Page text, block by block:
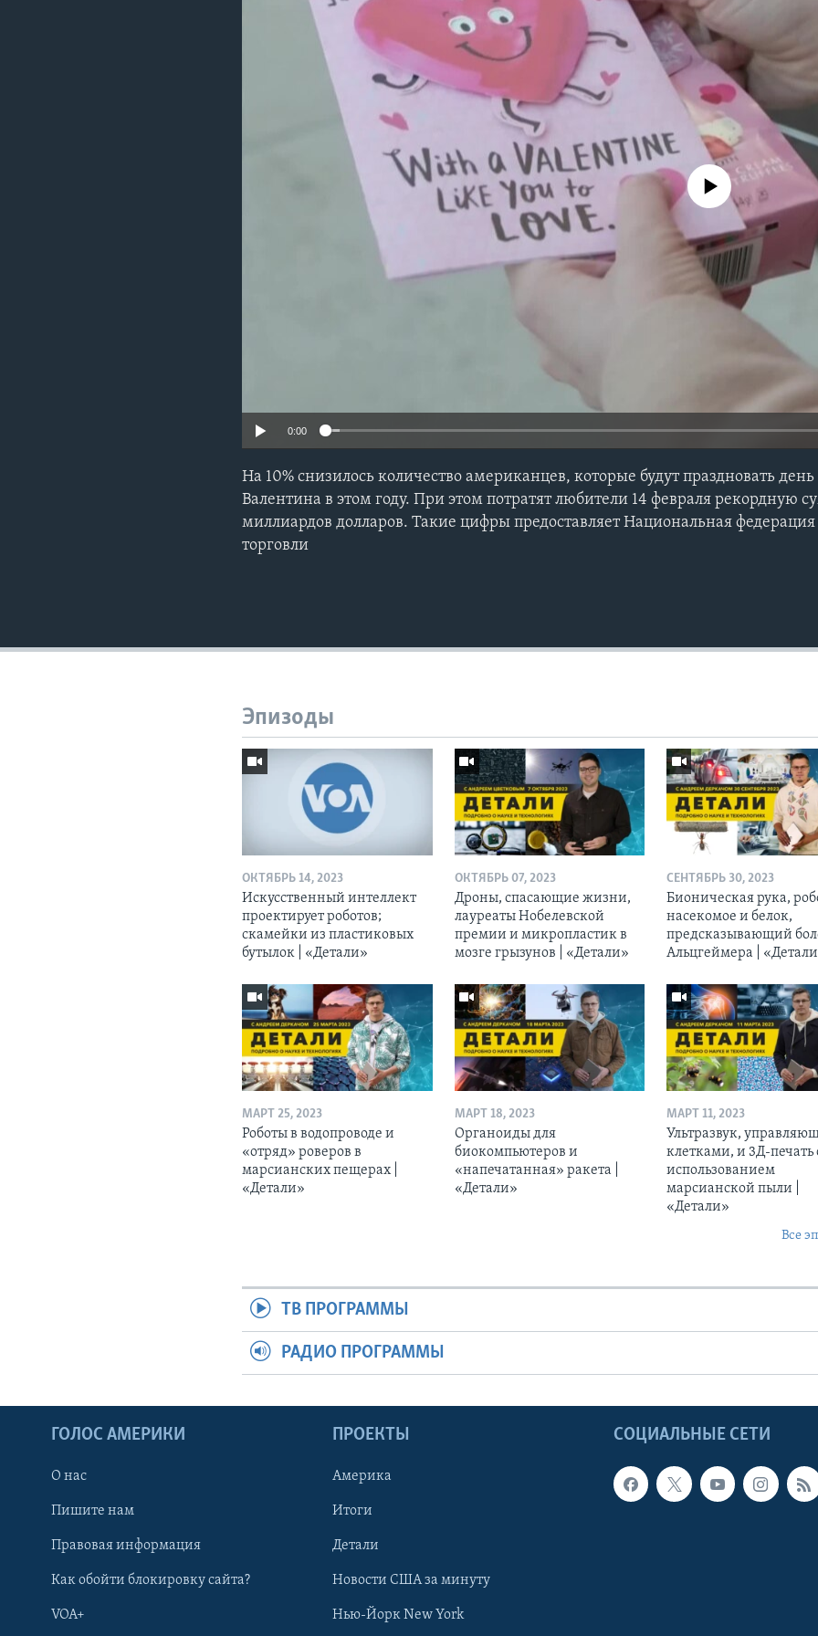
No media source currently
0:00
На 10% снизилось количество американцев, которые будут праздновать день
Валентина в этом году. При этом потратят любители 14 февраля рекордную
миллиардов долларов. Такие цифры предоставляет Национальная
торговли
Эпизоды
ОКТЯБРЬ 14, 2023
Искусственный интеллект
проектирует роботов;
скамейки из пластиковых
бутылок | «Детали»
ОКТЯБРЬ 07, 2023
Дроны, спасающие жизни,
лауреаты Нобелевской
премии и микропластик в
мозге грызунов | «Детали»
СЕНТЯБРЬ 30, 2023
Бионическая рука,
насекомое и белок,
предсказывающий
Альцгеймера |
МАРТ 25, 2023
Роботы в водопроводе и
«отряд» роверов в
марсианских пещерах |
«Детали»
МАРТ 18, 2023
Органоиды для
биокомпьютеров и
«напечатанная» ракета |
«Детали»
МАРТ 11, 2023
Ультразвук,
клетками, и 3Д-печать
использованием
марсианской пыли |
«Детали»
Все
ТВ ПРОГРАММЫ
РАДИО ПРОГРАММЫ
СОЦИАЛЬНЫЕ СЕТИ
ГОЛОС АМЕРИКИ
О нас
Пишите нам
Правовая информация
Как обойти блокировку сайта?
VOA+
ПРОЕКТЫ
Америка
Итоги
Детали
Новости США за минуту
Нью-Йорк New York